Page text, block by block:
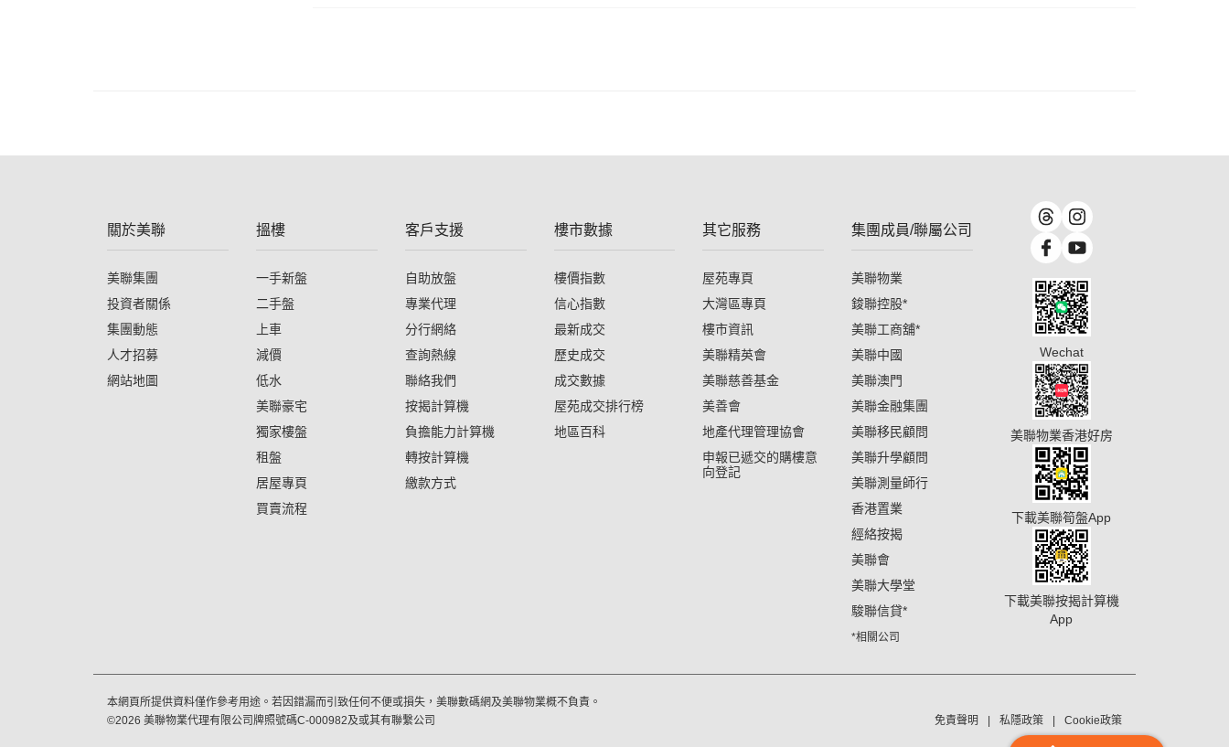
關於美聯
美聯集團
投資者關係
集團動態
人才招募
網站地圖
搵樓
一手新盤
二手盤
上車
減價
低水
美聯豪宅
獨家樓盤
租盤
居屋專頁
買賣流程
客戶支援
自助放盤
專業代理
分行網絡
查詢熱線
聯絡我們
按揭計算機
負擔能力計算機
轉按計算機
繳款方式
樓市數據
樓價指數
信心指數
最新成交
歷史成交
成交數據
屋苑成交排行榜
地區百科
其它服務
屋苑專頁
大灣區專頁
樓市資訊
美聯精英會
美聯慈善基金
美善會
地產代理管理協會
申報已遞交的購樓意
向登記
集團成員/聯屬公司
美聯物業
鋑聯控股*
美聯工商舖*
美聯中國
美聯澳門
美聯金融集團
美聯移民顧問
美聯升學顧問
美聯測量師行
香港置業
經絡按揭
美聯會
美聯大學堂
駿聯信貸*
*相關公司
Wechat
美聯物業香港好房
下載美聯筍盤App
下載美聯按揭計算機
App
本網頁所提供資料僅作參考用途。若因錯漏而引致任何不便或損失，美聯數碼網及美聯物業概不負責。
©2026 美聯物業代理有限公司牌照號碼C-000982及或其有聯繫公司 免責聲明 私隱政策 Cookie政策